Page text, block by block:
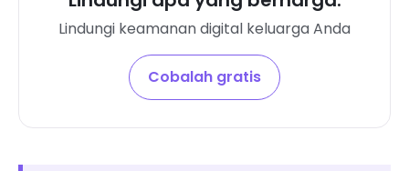
Lindungi keamanan digital keluarga Anda
Cobalah gratis